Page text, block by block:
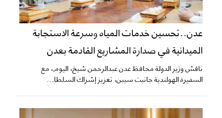
عدن..تحسين خدمات المياه وسرعة الاستجابة
الميدانية في صدارة المشاريع القادمة بعدن
ناقش وزير الدولة محافظ عدن عبدالرحمن شيخ، اليوم، مع
السفيرة الهولندية جانيت سيبن، تعزيز إشراك السلطا...